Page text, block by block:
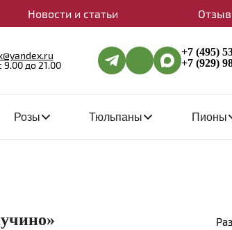
Новости и статьи
до 21.00
+7 (495)
+7 (929)
Розы Тюльпаны Пионы